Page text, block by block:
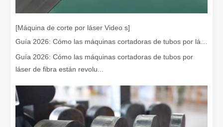
El team building de Leapion Red Leaf Valley ha llegado a una conclusión exitosa
Saliendo del ajetreo y el bullicio, nos embarcamos en un viaje
[Máquina de corte por láser Video s]
Guía 2026: Cómo las máquinas cortadoras de tubos por
láser de fibra están revolu...